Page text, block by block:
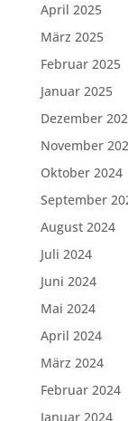
April 2025
März 2025
Februar 2025
Januar 2025
Dezember
November
Oktober 2024
September
August 2024
Juli 2024
Juni 2024
Mai 2024
April 2024
März 2024
Februar 2024
Januar 2024